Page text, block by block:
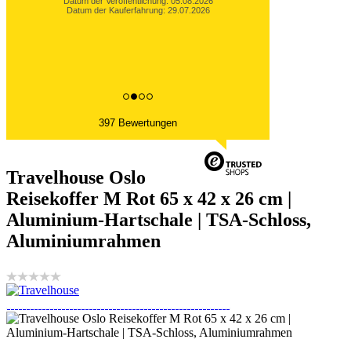
Datum der Kauferfahrung: 29.07.2026
397 Bewertungen
Travelhouse Oslo
Reisekoffer M Rot 65 x 42 x 26 cm |
Aluminium-Hartschale | TSA-Schloss,
Aluminiumrahmen